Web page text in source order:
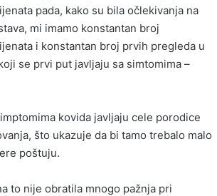
pada, kako su bila očlekivanja na
mi imamo konstantan broj
i konstantan broj prvih pregleda u
se prvi put javljaju sa simtomima –
kovida javljaju cele porodice
što ukazuje da bi tamo trebalo malo
poštuju.
to nije obratila mnogo pažnja pri